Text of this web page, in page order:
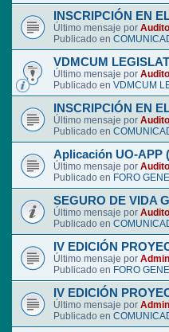
INSCRIPCIÓN EN
Último mensaje por
Publicado en
VDMCUM
Último mensaje por
Publicado en VDMCUM
INSCRIPCIÓN EN
Último mensaje por
Publicado en
Aplicación UO-APP
Último mensaje por
Publicado en FORO
SEGURO DE VIDA
Último mensaje por
Publicado en
IV EDICIÓN
Último mensaje por
Publicado en FORO
IV EDICIÓN
Último mensaje por
Publicado en